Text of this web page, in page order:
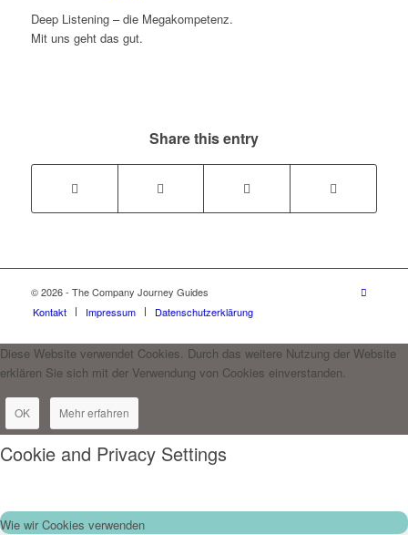
Deep Listening – die Megakompetenz.
Mit uns geht das gut.
Share this entry
© 2026 - The Company Journey Guides
Kontakt
Impressum Datenschutzerklärung
Diese Website verwendet Cookies. Durch das weitere Nutzung der Website
erklären Sie sich mit der Verwendung von Cookies einverstanden.
OK Mehr erfahren
Cookie and Privacy Settings
Wie wir Cookies verwenden